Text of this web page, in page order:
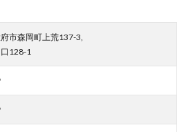
市森岡町上荒137-3,
128-1